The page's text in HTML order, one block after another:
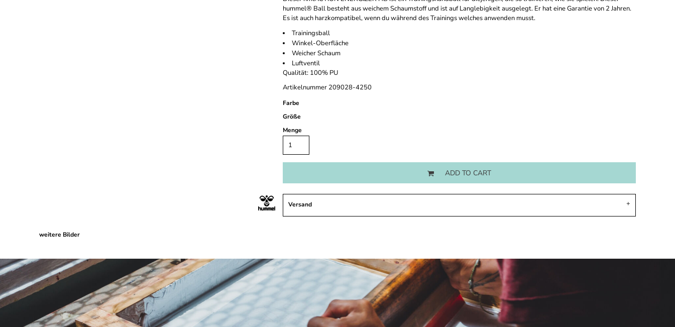
hummel® Ball besteht aus weichem Schaumstoff und ist auf Langlebigkeit ausgelegt. Er hat eine Garantie von 2 Jahren.
Es ist auch harzkompatibel, wenn du während des Trainings welches anwenden musst.
Trainingsball
Winkel-Oberfläche
Weicher Schaum
Luftventil
Qualität: 100% PU
Artikelnummer 209028-4250
Farbe
Größe
Menge
ADD TO CART
Versand
weitere Bilder